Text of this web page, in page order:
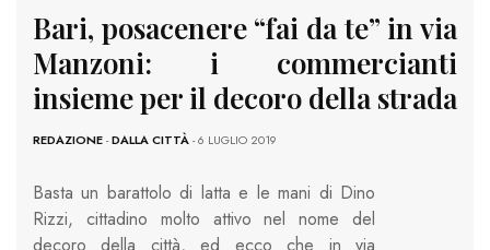
Bari, posacenere “fai da te” in via
Manzoni: i commercianti
insieme per il decoro della strada
REDAZIONE-DALLA CITTÀ- 6 LUGLIO 2019
Basta un barattolo di latta e le mani di Dino
Rizzi, cittadino molto attivo nel nome del